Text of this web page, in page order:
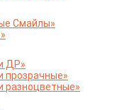
Смайлы»
ДР»
прозрачные»
разноцветные»